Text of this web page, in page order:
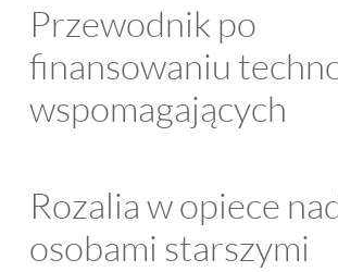
Przewodnik po
finansowaniu
wspomagających
Rozalia w opiece
osobami starszymi